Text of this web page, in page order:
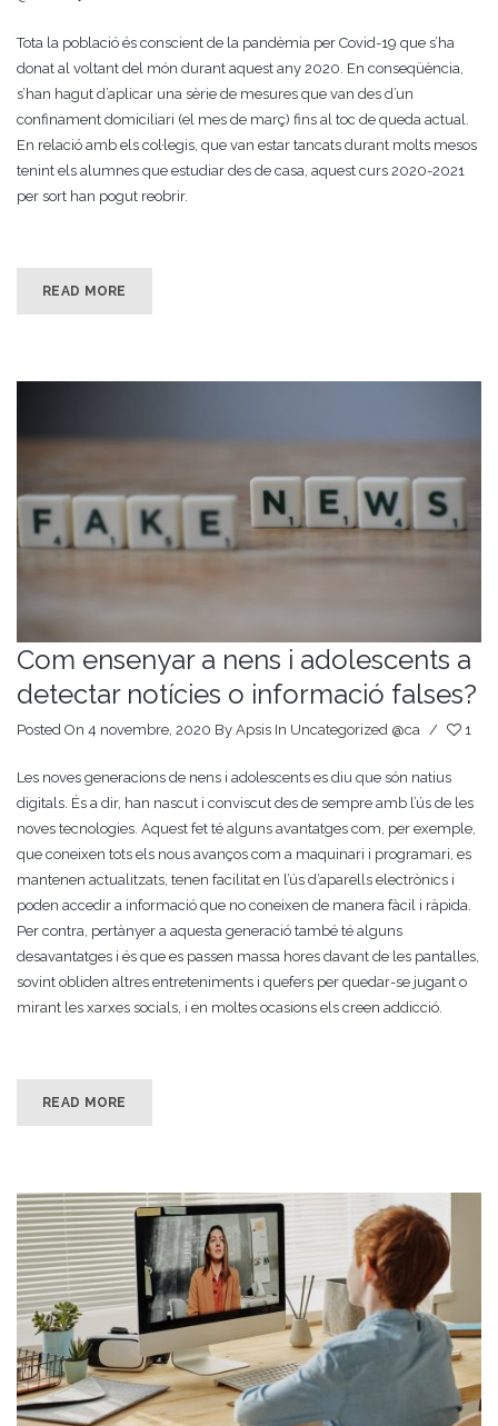
Tota la població és conscient de la pandèmia per Covid-19 que s’ha
donat al voltant del món durant aquest any 2020. En conseqüència,
s’han hagut d’aplicar una sèrie de mesures que van des d’un
confinament domiciliari (el mes de març) fins al toc de queda actual.
En relació amb els col·legis, que van estar tancats durant molts mesos
tenint els alumnes que estudiar des de casa, aquest curs 2020-2021
per sort han pogut reobrir.
READ MORE
Com ensenyar a nens i adolescents a
detectar notícies o informació falses?
Posted On 4 novembre, 2020 By Apsis In Uncategorized @ca / 1
Les noves generacions de nens i adolescents es diu que són natius
digitals. És a dir, han nascut i conviscut des de sempre amb l’ús de les
noves tecnologies. Aquest fet té alguns avantatges com, per exemple,
que coneixen tots els nous avanços com a maquinari i programari, es
mantenen actualitzats, tenen facilitat en l’ús d’aparells electrònics i
poden accedir a informació que no coneixen de manera fàcil i ràpida.
Per contra, pertànyer a aquesta generació també té alguns
desavantatges i és que es passen massa hores davant de les pantalles,
sovint obliden altres entreteniments i quefers per quedar-se jugant o
mirant les xarxes socials, i en moltes ocasions els creen addicció.
READ MORE